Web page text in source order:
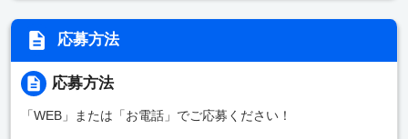
応募方法
応募方法
「WEB」または「お電話」でご応募ください！